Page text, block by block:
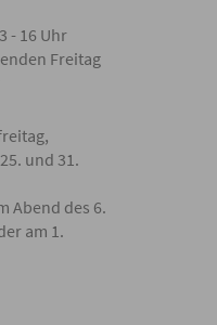
- 16 Uhr
Freitag
und 31.
Abend des 6.
am 1.